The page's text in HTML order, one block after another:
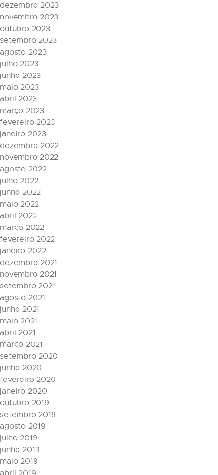
dezembro 2023
novembro 2023
outubro 2023
setembro 2023
agosto 2023
julho 2023
junho 2023
maio 2023
abril 2023
março 2023
fevereiro 2023
janeiro 2023
dezembro 2022
novembro 2022
agosto 2022
julho 2022
junho 2022
maio 2022
abril 2022
março 2022
fevereiro 2022
janeiro 2022
dezembro 2021
novembro 2021
setembro 2021
agosto 2021
junho 2021
maio 2021
abril 2021
março 2021
setembro 2020
junho 2020
fevereiro 2020
janeiro 2020
outubro 2019
setembro 2019
agosto 2019
julho 2019
junho 2019
maio 2019
abril 2019